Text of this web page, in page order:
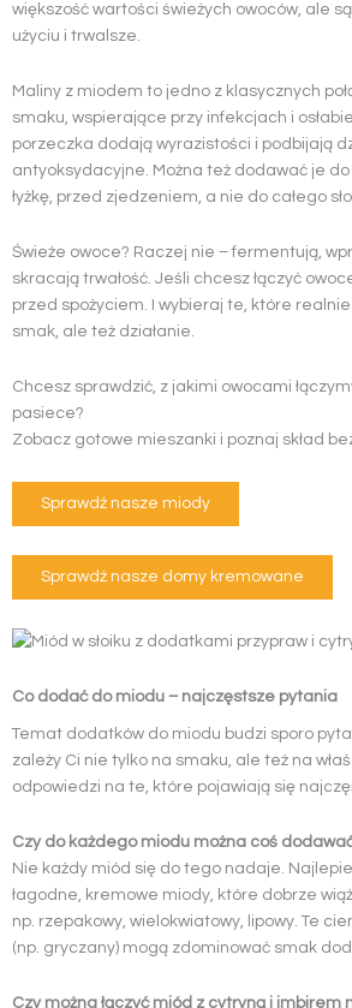
większość wartości świeżych owoców, ale
użyciu i trwalsze.
Maliny z miodem to jedno z klasycznych
smaku, wspierające przy infekcjach i
porzeczka dodają wyrazistości i podbijają
antyoksydacyjne. Można też dodawać je
łyżkę, przed zjedzeniem, a nie do całego
Świeże owoce? Raczej nie – fermentują,
skracają trwałość. Jeśli chcesz łączyć
przed spożyciem. I wybieraj te, które
smak, ale też działanie.
Chcesz sprawdzić, z jakimi owocami
pasiece?
Zobacz gotowe mieszanki i poznaj skład
Sprawdź nasze miody
Sprawdź nasze domy kremowane
Co dodać do miodu – najczęstsze pytania
Temat dodatków do miodu budzi sporo
zależy Ci nie tylko na smaku, ale też na
odpowiedzi na te, które pojawiają się
Czy do każdego miodu można coś
Nie każdy miód się do tego nadaje.
łagodne, kremowe miody, które dobrze
np. rzepakowy, wielokwiatowy, lipowy. Te
(np. gryczany) mogą zdominować smak
Czy można łączyć miód z cytryną i imbirem